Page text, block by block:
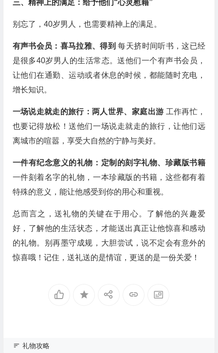
三、精神上的满足：给予他们“心灵慰藉”
别忘了，40岁男人，也需要精神上的满足。
有声书会员：喜马拉雅、得到每天挤时间听书，这已经
是很多40岁男人的生活常态。送他们一个有声书会员，
让他们在通勤、运动或者休息的时候，都能随时充电，
增长知识。
一场说走就走的旅行：两人世界、家庭出游 工作再忙，
也要记得放松！送他们一场说走就走的旅行，让他们远
离城市的喧嚣，享受大自然的宁静与美好。
一件有纪念意义的礼物：定制的刻字礼物、珍藏版书籍
一件刻着名字的礼物，一本珍藏版的书籍，这些都有着
特殊的意义，能让他感受到你的用心和重视。
总而言之，送礼物的关键在于用心。了解他的兴趣爱
好，了解他的生活状态，才能送出真正让他惊喜和感动
的礼物。别再墨守成规，大胆尝试，说不定会有意外的
惊喜哦！记住，送礼送的是情谊，更送的是一份关爱！
礼物攻略